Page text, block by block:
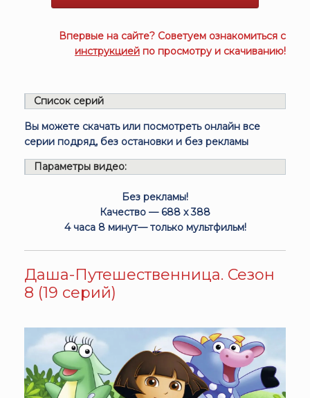
Впервые на сайте? Советуем ознакомиться с
инструкцией по просмотру и скачиванию!
Список серий
Вы можете скачать или посмотреть онлайн все
серии подряд, без остановки и без рекламы
Параметры видео:
Без рекламы!
Качество — 688 x 388
4 часа 8 минут— только мультфильм!
Даша-Путешественница. Сезон
8 (19 серий)